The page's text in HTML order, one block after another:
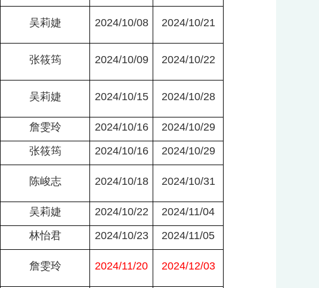
吴莉婕 2024/10/08 2024/10/21
张筱筠 2024/10/09 2024/10/22
吴莉婕 2024/10/15 2024/10/28
詹雯玲 2024/10/16
2024/10/29
张筱筠 2024/10/16 2024/10/29
陈峻志 2024/10/18 2024/10/31
吴莉婕 2024/10/22
2024/11/04
林怡君 2024/10/23 2024/11/05
詹雯玲 2024/11/20 2024/12/03